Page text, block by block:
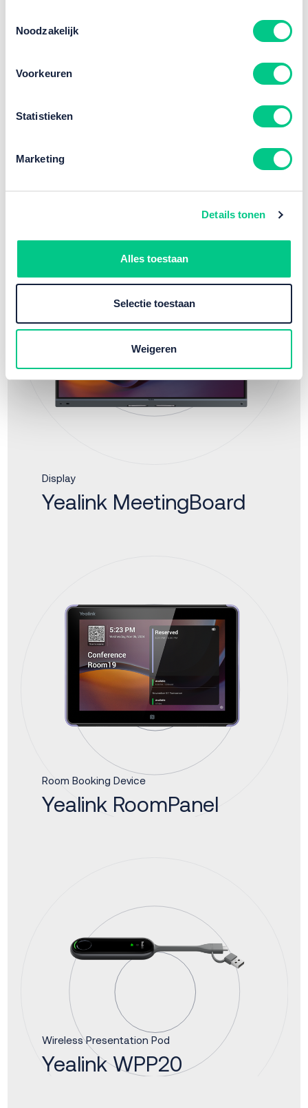
Noodzakelijk
Voorkeuren
Statistieken
Marketing
Details tonen
Alles toestaan
Selectie toestaan
Weigeren
Next level oplossingen
Display
Yealink MeetingBoard
Room Booking Device
Yealink RoomPanel
Wireless Presentation Pod
Yealink WPP20